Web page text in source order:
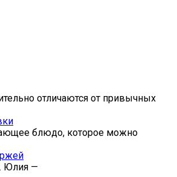
отличаются от привычных
блюдо, которое можно
Юлия —